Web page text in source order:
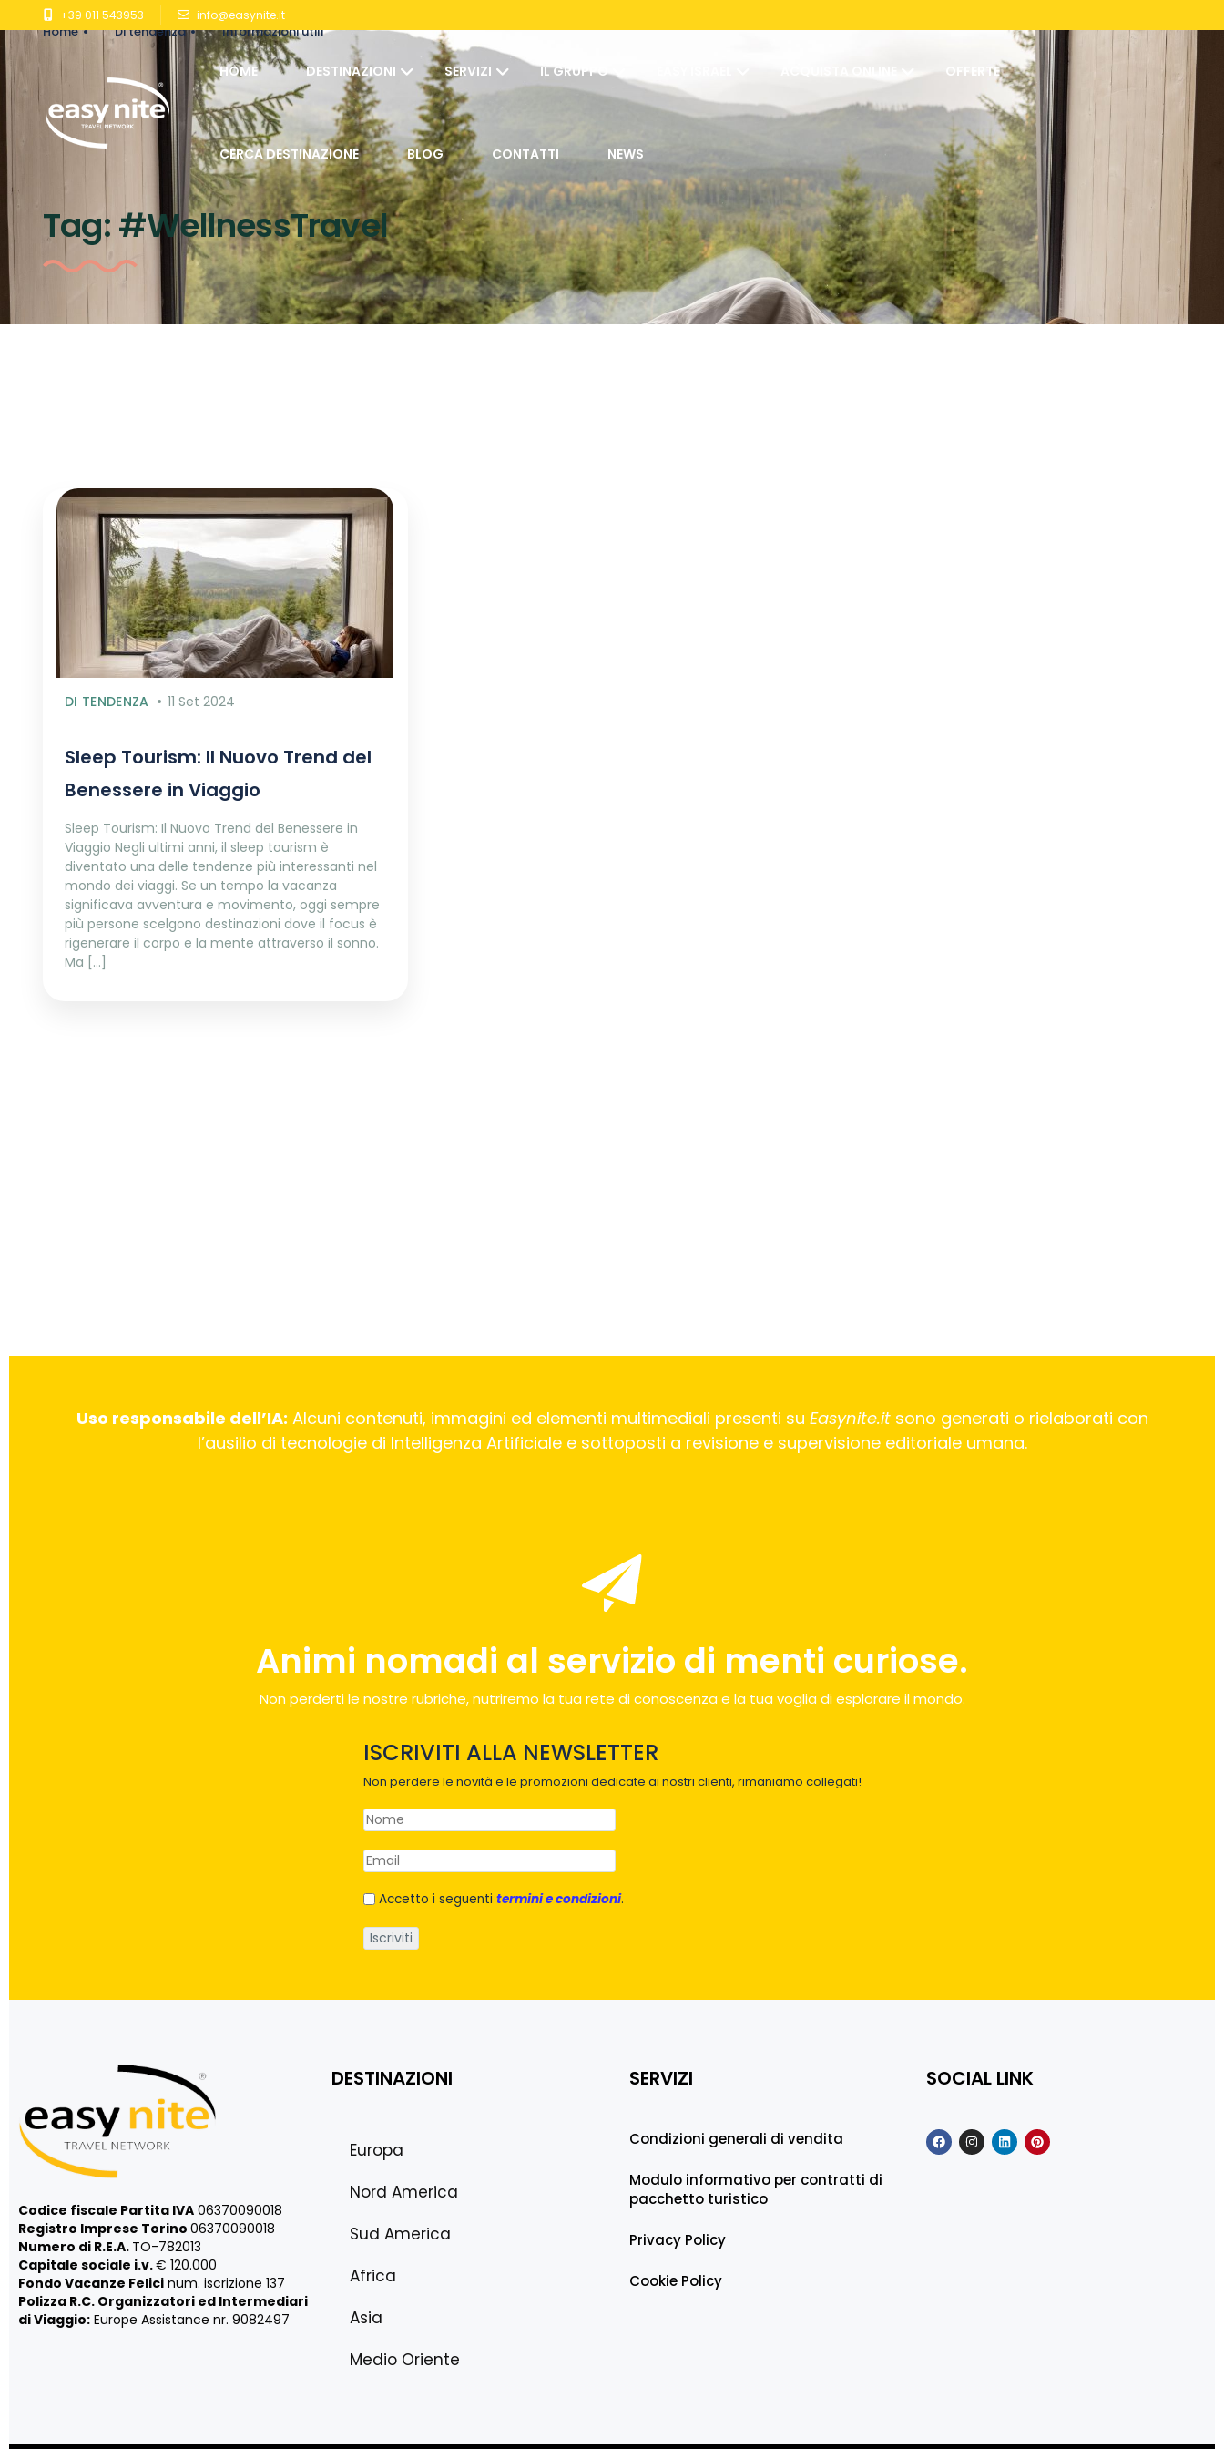
+39 011 543953 info@easynite.it
HOME DESTINAZIONI SERVIZI IL GRUPPO OFFERTE
CERCA DESTINAZIONE BLOG CONTATTI NEWS
Tag:#WellnessTravel
Home Di tendenza Informazioni utili
DI TENDENZA 11 Set 2024
Sleep Tourism: Il Nuovo Trend del
Benessere in Viaggio
Sleep Tourism: Il Nuovo Trend del Benessere in
Viaggio Negli ultimi anni, il sleep tourism è
diventato una delle tendenze più interessanti nel
mondo dei viaggi. Se un tempo la vacanza
significava avventura e movimento, oggi sempre
più persone scelgono destinazioni dove il focus è
rigenerare il corpo e la mente attraverso il sonno.
Ma […]
Uso responsabile dell’IA: Alcuni contenuti, immagini ed elementi multimediali presenti su Easynite.itsono generati o rielaborati con
l’ausilio di tecnologie di Intelligenza Artificiale e sottoposti a revisione e supervisione editoriale umana.
Animi nomadi al servizio di menti curiose.
Non perderti le nostre rubriche, nutriremo la tua rete di conoscenza e la tua voglia di esplorare il mondo.
ISCRIVITI ALLA NEWSLETTER
Non perdere le novità e le promozioni dedicate ai nostri clienti, rimaniamo collegati!
Accetto i seguenti termini e condizioni.
Codice fiscale Partita IVA 06370090018
Registro Imprese Torino 06370090018
Numero di R.E.A. TO-782013
Capitale sociale i.v.€ 120.000
Fondo Vacanze Felici num. iscrizione 137
Polizza R.C. Organizzatori ed Intermediari
di Viaggio: Europe Assistance nr. 9082497
DESTINAZIONI
Europa
Nord America
Sud America
Africa
Asia
Medio Oriente
SERVIZI
Condizioni generali di vendita
Modulo informativo per contratti di
pacchetto turistico
Privacy Policy
Cookie Policy
SOCIAL LINK